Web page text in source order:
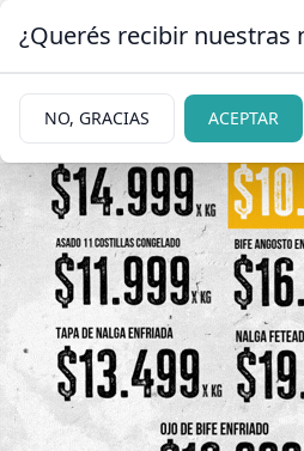
SOLIDARIDAD CON
MÚSICA VIVA
Músicos de
suenan para
otros músicos
¿Querés recibir nuestras
NO, GRACIAS ACEPTAR